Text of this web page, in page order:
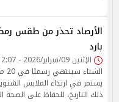
الأرصاد تحذر من طقس
بارد
الإثنين 09/فبراير/2026 - 12:07 ص
يستمر في ارتداء الملابس
ذلك التاريخ، للحفاظ على الصحة